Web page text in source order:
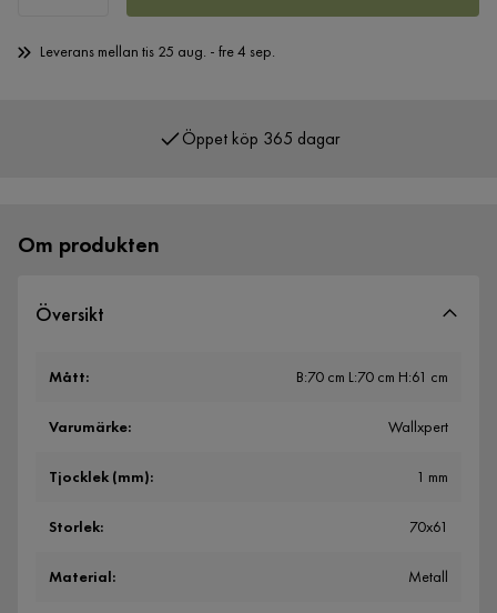
Leverans mellan tis 25 aug. - fre 4 sep.
Öppet köp 365 dagar
Om produkten
Översikt
Mått: B:70 cm L:70 cm H:61 cm
Varumärke: Wallxpert
Tjocklek (mm): 1 mm
Storlek: 70x61
Material: Metall